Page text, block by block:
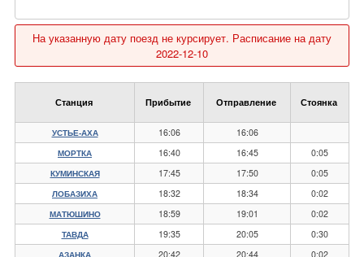
На указанную дату поезд не курсирует. Расписание на дату
2022-12-10
Станция Прибытие Отправление Стоянка
УСТЬЕ-АХА 16:06 16:06
МОРТКА 16:40 16:45 0:05
КУМИНСКАЯ 17:45 17:50 0:05
ЛОБАЗИХА 18:32 18:34 0:02
МАТЮШИНО 18:59 19:01 0:02
ТАВДА 19:35 20:05 0:30
АЗАНКА 20:42 20:44 0:02